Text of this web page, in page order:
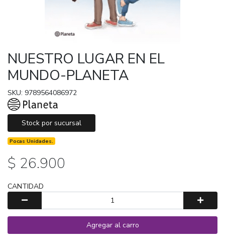
NUESTRO LUGAR EN EL
MUNDO-PLANETA
SKU: 9789564086972
Stock por sucursal
Pocas Unidades.
$ 26.900
CANTIDAD
Agregar al carro